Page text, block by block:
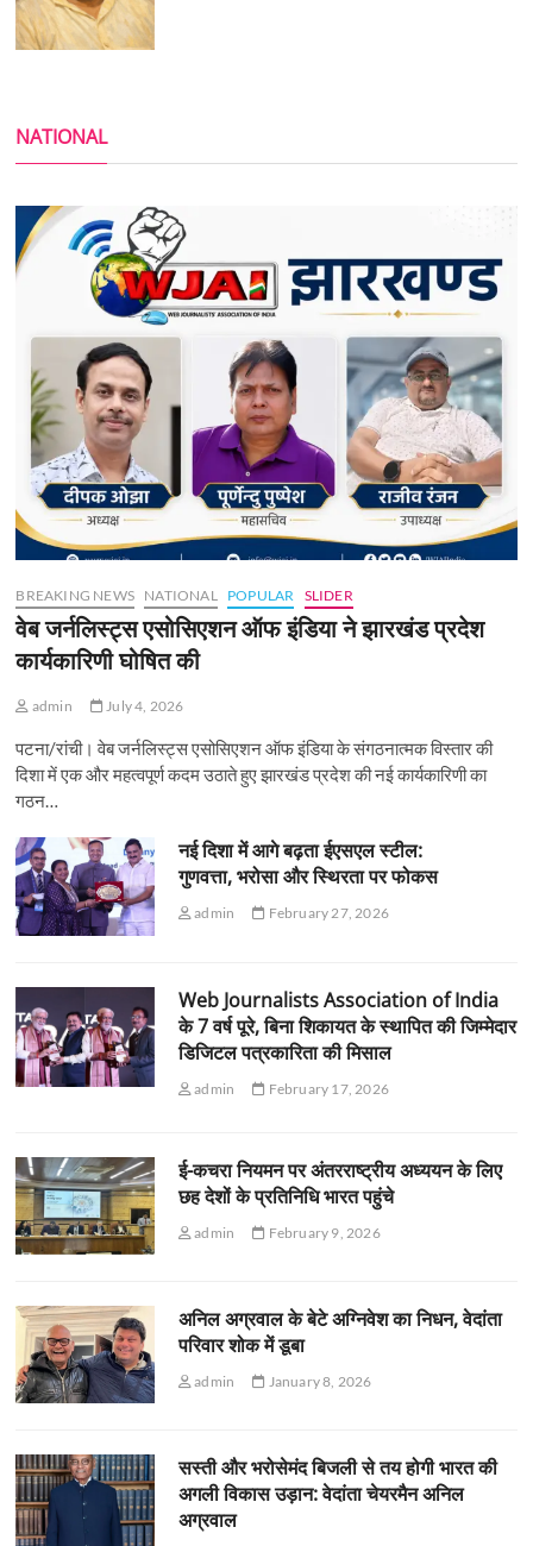
NATIONAL
BREAKING NEWS NATIONAL POPULAR SLIDER
वेब जर्नलिस्ट्स एसोसिएशन ऑफ इंडिया ने झारखंड प्रदेश
कार्यकारिणी घोषित की
admin July 4, 2026
पटना/रांची। वेब जर्नलिस्ट्स एसोसिएशन ऑफ इंडिया के संगठनात्मक विस्तार की
दिशा में एक और महत्वपूर्ण कदम उठाते हुए झारखंड प्रदेश की नई कार्यकारिणी का
गठन…
नई दिशा में आगे बढ़ता ईएसएल स्टील:
गुणवत्ता, भरोसा और स्थिरता पर फोकस
admin February 27, 2026
Web Journalists Association of India
के 7 वर्ष पूरे, बिना शिकायत के स्थापित की जिम्मेदार
डिजिटल पत्रकारिता की मिसाल
admin February 17, 2026
ई-कचरा नियमन पर अंतरराष्ट्रीय अध्ययन के लिए
छह देशों के प्रतिनिधि भारत पहुंचे
admin February 9, 2026
अनिल अग्रवाल के बेटे अग्निवेश का निधन, वेदांता
परिवार शोक में डूबा
admin January 8, 2026
सस्ती और भरोसेमंद बिजली से तय होगी भारत की
अगली विकास उड़ान: वेदांता चेयरमैन अनिल
अग्रवाल